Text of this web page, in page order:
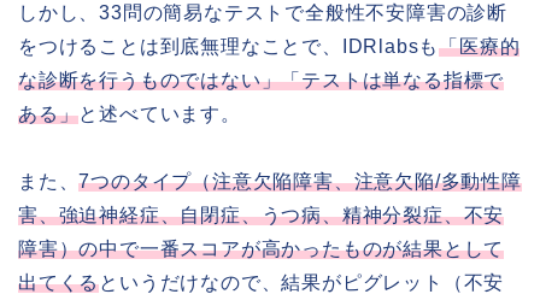
しかし、33問の簡易なテストで全般性不安障害の診断
をつけることは到底無理なことで、IDRlabsも「医療的
な診断を行うものではない」「テストは単なる指標で
ある」と述べています。
また、7つのタイプ（注意欠陥障害、注意欠陥/多動性障
害、強迫神経症、自閉症、うつ病、精神分裂症、不安
障害）の中で一番スコアが高かったものが結果として
出てくるというだけなので、結果がピグレット（不安